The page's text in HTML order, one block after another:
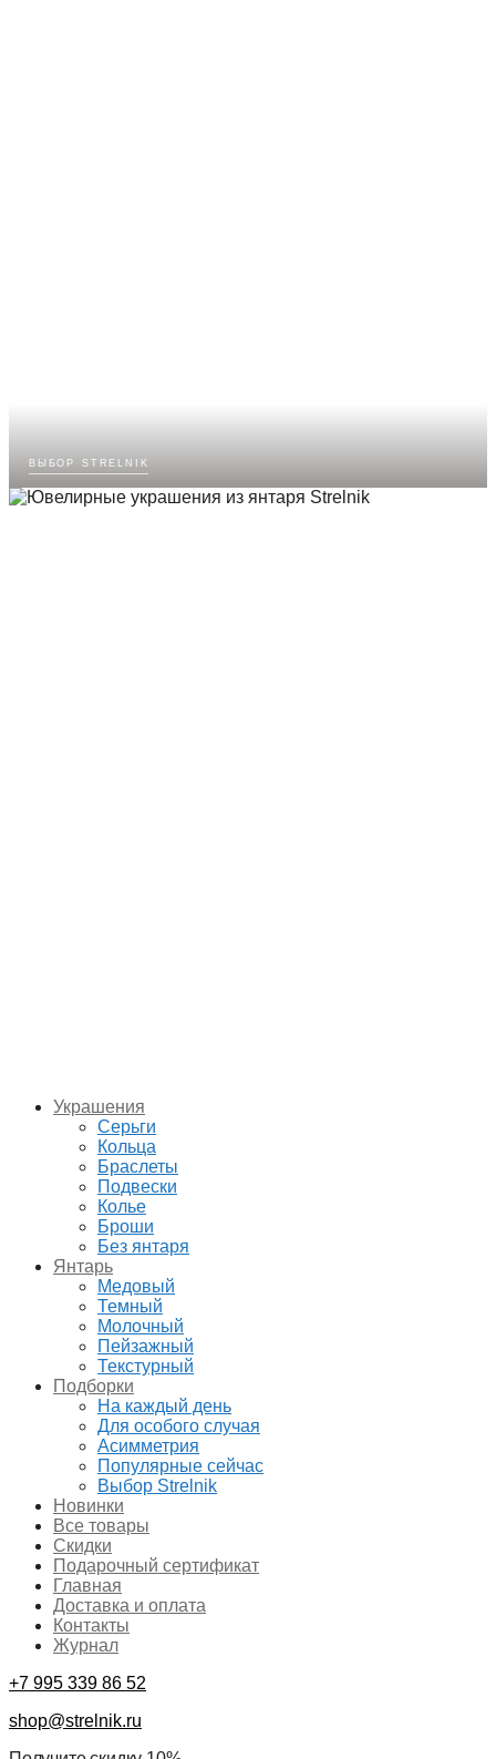
выбор strelnik
Украшения
Серьги
Кольца
Браслеты
Подвески
Колье
Броши
Без янтаря
Янтарь
Медовый
Темный
Молочный
Пейзажный
Текстурный
Подборки
На каждый день
Для особого случая
Асимметрия
Популярные сейчас
Выбор Strelnik
Новинки
Все товары
Скидки
Подарочный сертификат
Главная
Доставка и оплата
Контакты
Журнал
+7 995 339 86 52
shop@strelnik.ru